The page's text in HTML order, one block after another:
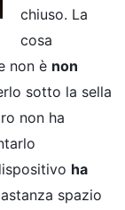
chiuso. La
cosa
non è non
sotto la sella
non ha
ha
spazio